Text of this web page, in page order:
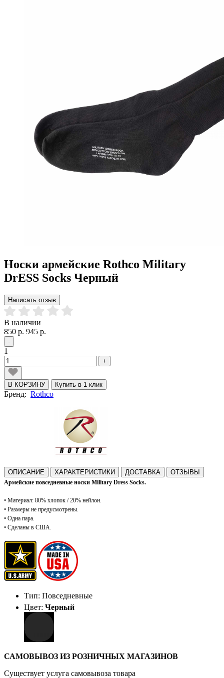
Носки армейские Rothco Military
DrESS Socks Черный
Написать отзыв
В наличии
850 р. 945 р.
-
1
+
В КОРЗИНУ Купить в 1 клик
Бренд: Rothco
ОПИСАНИЕ ХАРАКТЕРИСТИКИ ДОСТАВКА ОТЗЫВЫ
Армейские повседневные носки Military Dress Socks.
• Материал: 80% хлопок / 20% нейлон.
• Размеры не предусмотрены.
• Одна пара.
• Сделаны в США.
Тип: Повседневные
Цвет: Черный
САМОВЫВОЗ ИЗ РОЗНИЧНЫХ МАГАЗИНОВ
Существует услуга самовывоза товара